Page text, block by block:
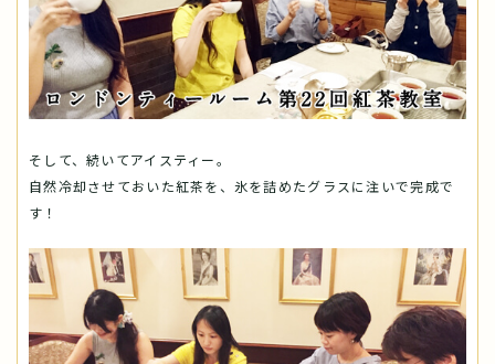
そして、続いてアイスティー。
自然冷却させておいた紅茶を、氷を詰めたグラスに注いで完成で
す！